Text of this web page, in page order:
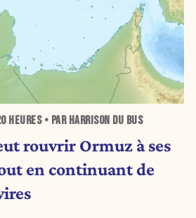
HEURES• PAR HARRISON DU BUS
rouvrir Ormuz à ses
en continuant de